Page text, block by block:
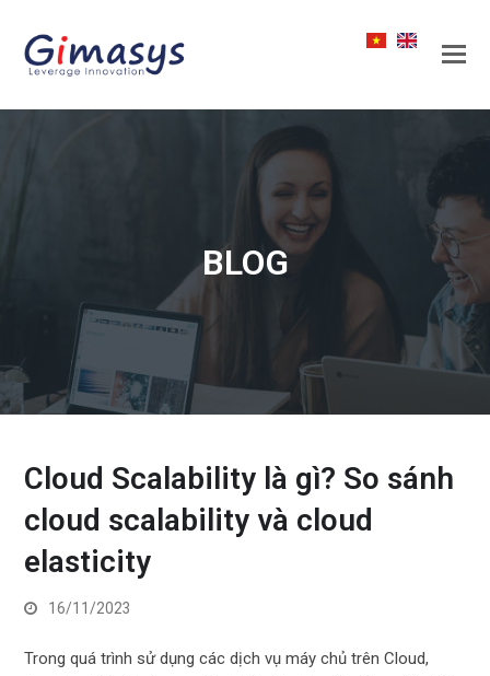
BLOG
Cloud Scalability là gì? So sánh
cloud scalability và cloud
elasticity
16/11/2023
Trong quá trình sử dụng các dịch vụ máy chủ trên Cloud,